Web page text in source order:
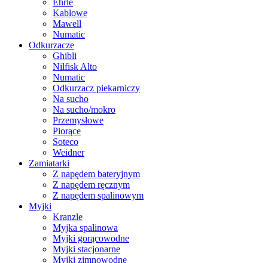
Ehrle
Kablowe
Mawell
Numatic
Odkurzacze
Ghibli
Nilfisk Alto
Numatic
Odkurzacz piekarniczy
Na sucho
Na sucho/mokro
Przemysłowe
Piorące
Soteco
Weidner
Zamiatarki
Z napędem bateryjnym
Z napędem ręcznym
Z napędem spalinowym
Myjki
Kranzle
Myjka spalinowa
Myjki gorącowodne
Myjki stacjonarne
Myjki zimnowodne